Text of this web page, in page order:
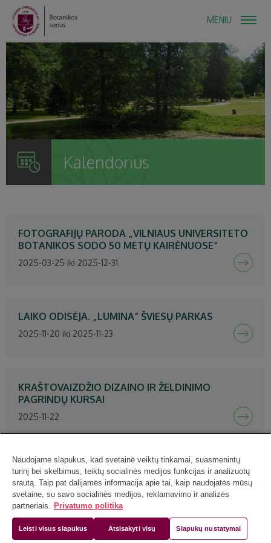
MENIU
Kalendorius
FOTOGRAFIJŲ PARODA „VILNIAUS UNIVERSITETO
BOTANIKOS SODO 50 METŲ KAIRĖNUOSE“
2025-03-25 iki 2025-12-31
LAIKO ODISĖJA. „LUMINA“ ŠVIESŲ PARKAS
2025-11-20 iki 2025-11-23
KRAŠTOVAIZDŽIO DIZAINO IR ŽELDINIMO
PAGRINDŲ KURSAI
2025-11-22
Vilniaus universiteto (VU) botanikos sodas
Naudojame slapukus, kad svetainė veiktų tinkamai, suasmenintų
turinį bei skelbimus, teiktų socialinės medijos funkcijas ir analizuotų
srautą. Taip pat dalijamės informacija apie tai, kaip naudojatės mūsų
svetaine, su savo socialinės medijos, reklamavimo ir analizės
partneriais. Privatumo politika
Leisti visus slapukus Atsisakyti visų Slapukų nustatymai